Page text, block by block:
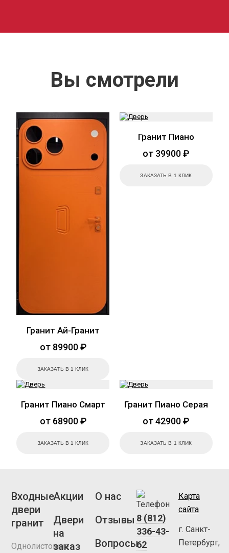
Вы смотрели
Гранит Ай-Гранит
от 89900 ₽
ЗАКАЗАТЬ В 1 КЛИК
Гранит Пиано
от 39900 ₽
ЗАКАЗАТЬ В 1 КЛИК
Гранит Пиано Смарт
от 68900 ₽
ЗАКАЗАТЬ В 1 КЛИК
Гранит Пиано Серая
от 42900 ₽
ЗАКАЗАТЬ В 1 КЛИК
Входные
двери
гранит
Однолистовые
Акции
Двери
на
заказ
О нас
Отзывы
Вопросы
8 (812)
336-43-
62
Карта
сайта
г. Санкт-
Петербург,